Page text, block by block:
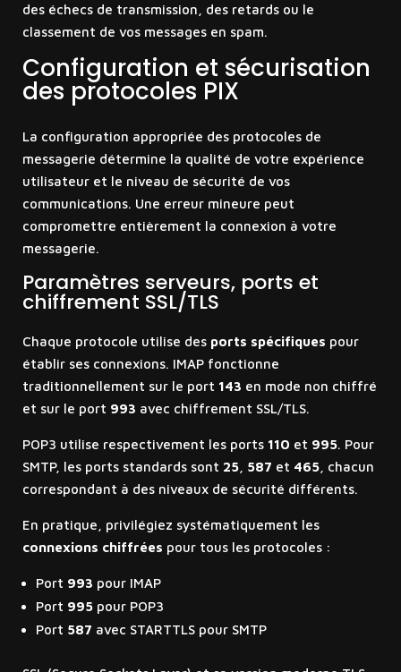
des échecs de transmission, des retards ou le
classement de vos messages en spam.
Configuration et sécurisation
des protocoles PIX
La configuration appropriée des protocoles de
messagerie détermine la qualité de votre expérience
utilisateur et le niveau de sécurité de vos
communications. Une erreur mineure peut
compromettre entièrement la connexion à votre
messagerie.
Paramètres serveurs, ports et
chiffrement SSL/TLS
Chaque protocole utilise des ports spécifiques pour
établir ses connexions. IMAP fonctionne
traditionnellement sur le port 143 en mode non chiffré
et sur le port 993 avec chiffrement SSL/TLS.
POP3 utilise respectivement les ports 110 et 995. Pour
SMTP, les ports standards sont 25, 587 et 465, chacun
correspondant à des niveaux de sécurité différents.
En pratique, privilégiez systématiquement les
connexions chiffrées pour tous les protocoles :
Port 993 pour IMAP
Port 995pour POP3
Port 587 avec STARTTLS pour SMTP